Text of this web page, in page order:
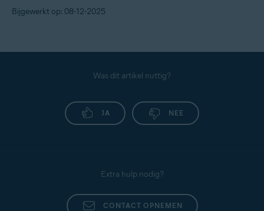
Bijgewerkt op: 08-12-2025
Was dit artikel nuttig?
JA NEE
Extra hulp nodig?
CONTACT OPNEMEN